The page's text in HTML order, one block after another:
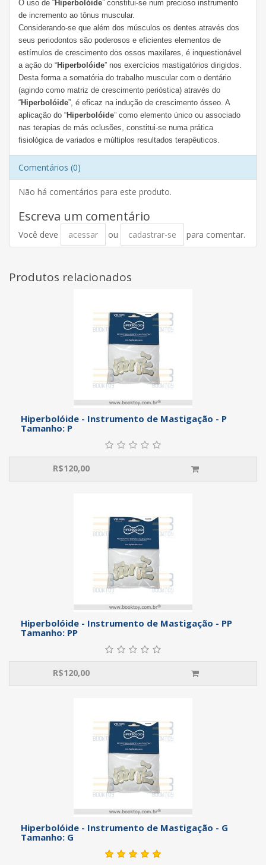
O uso de “Hiperbolóide” constitui-se num precioso instrumento
de incremento ao tônus muscular.
Considerando-se que além dos músculos os dentes através dos
seus periodontos são poderosos e eficientes elementos de
estímulos de crescimento dos ossos maxilares, é inquestionável
a ação do “Hiperbolóide” nos exercícios mastigatórios dirigidos.
Desta forma a somatória do trabalho muscular corn o dentário
(agindo como matriz de crescimento perióstica) através do
“Hiperbolóide”, é eficaz na indução de crescimento ósseo. A
aplicação do “Hiperbolóide” como elemento único ou associado
nas terapias de más oclusões, constitui-se numa prática
fisiológica de variados e múltiplos resultados terapêuticos.
Comentários (0)
Não há comentários para este produto.
Escreva um comentário
Você deve acessar ou cadastrar-se para comentar.
Produtos relacionados
Hiperbolóide - Instrumento de Mastigação - P
Tamanho: P
R$120,00
Hiperbolóide - Instrumento de Mastigação - PP
Tamanho: PP
R$120,00
Hiperbolóide - Instrumento de Mastigação - G
Tamanho: G